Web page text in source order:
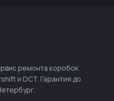
ремонта коробок
и DCT. Гарантия до